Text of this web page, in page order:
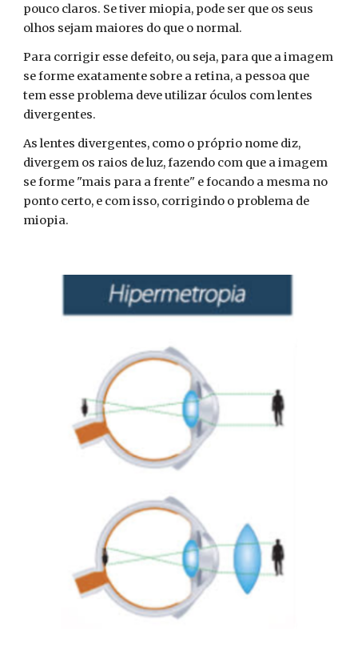
pouco claros. Se tiver miopia, pode ser que os seus
olhos sejam maiores do que o normal.
Para corrigir esse defeito, ou seja, para que a imagem
se forme exatamente sobre a retina, a pessoa que
tem esse problema deve utilizar óculos com lentes
divergentes.
As lentes divergentes, como o próprio nome diz,
divergem os raios de luz, fazendo com que a imagem
se forme "mais para a frente" e focando a mesma no
ponto certo, e com isso, corrigindo o problema de
miopia.